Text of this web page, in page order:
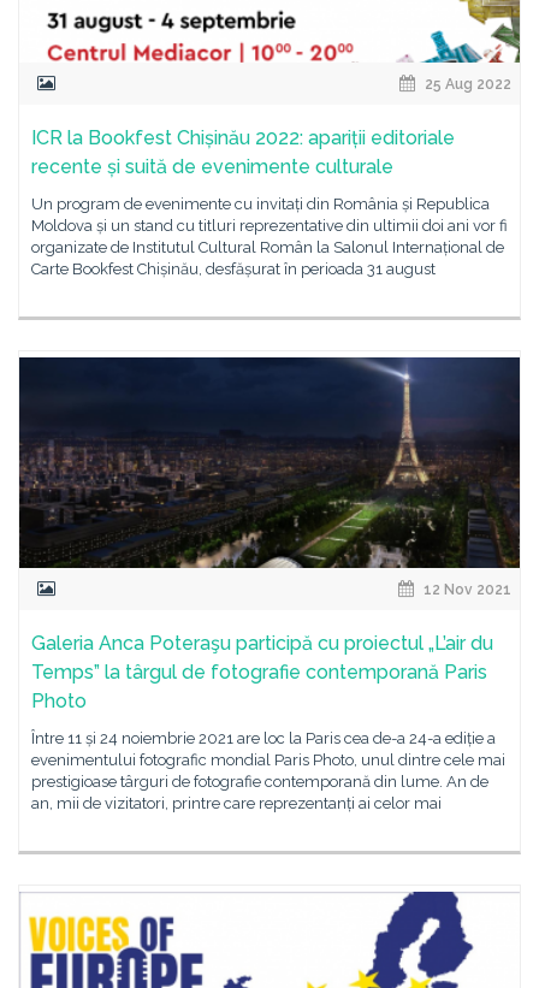
25 Aug 2022
ICR la Bookfest Chișinău 2022: apariții editoriale
recente și suită de evenimente culturale
Un program de evenimente cu invitați din România și Republica
Moldova și un stand cu titluri reprezentative din ultimii doi ani vor fi
organizate de Institutul Cultural Român la Salonul Internațional de
Carte Bookfest Chișinău, desfășurat în perioada 31 august
12 Nov 2021
Galeria Anca Poteraşu participă cu proiectul „L’air du
Temps” la târgul de fotografie contemporană Paris
Photo
Între 11 și 24 noiembrie 2021 are loc la Paris cea de-a 24-a ediție a
evenimentului fotografic mondial Paris Photo, unul dintre cele mai
prestigioase târguri de fotografie contemporană din lume. An de
an, mii de vizitatori, printre care reprezentanți ai celor mai